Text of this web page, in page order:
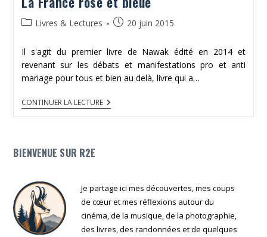
PostLivres & Lectures
Publication
20 juin 2015
Il s'agit du premier livre de Nawak édité en 2014 et
revenant sur les débats et manifestations pro et anti
mariage pour tous et bien au delà, livre qui a…
CONTINUER LA LECTURELA
FRANCE
BIENVENUE SUR R2E
Je partage ici mes découvertes, mes coups
de cœur et mes réflexions autour du
cinéma, de la musique, de la photographie,
des livres, des randonnées et de quelques